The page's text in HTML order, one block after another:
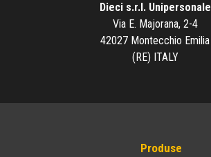
Dieci s.r.l. Unipersonale
Via E. Majorana, 2-4
42027 Montecchio Emilia
(RE) ITALY
Produse